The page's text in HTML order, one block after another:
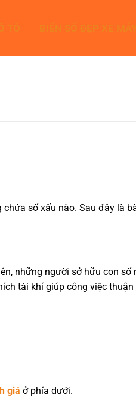
số xấu nào. Sau đây là
những người sở hữu con
tài khí giúp công việc
giá ở phía dưới.